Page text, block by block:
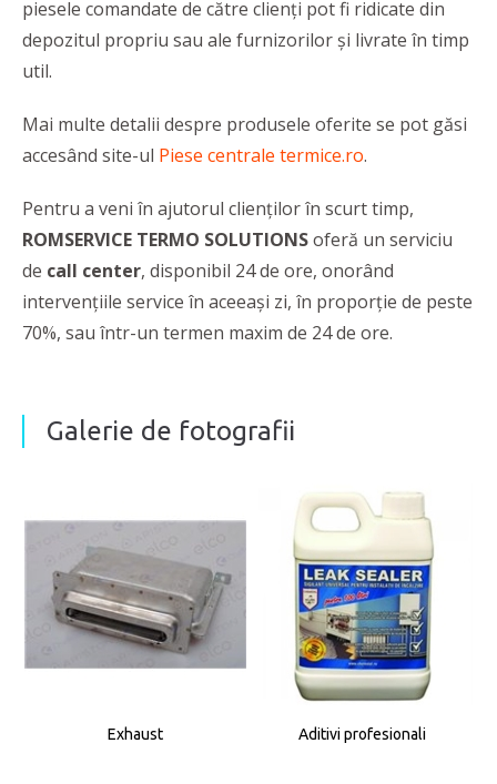
piesele comandate de către clienți pot fi ridicate din
depozitul propriu sau ale furnizorilor și livrate în timp
util.
Mai multe detalii despre produsele oferite se pot găsi
accesând site-ul Piese centrale termice.ro.
Pentru a veni în ajutorul clienților în scurt timp,
ROMSERVICE TERMO SOLUTIONSoferă un serviciu
de call center, disponibil 24 de ore, onorând
intervențiile service în aceeași zi, în proporție de peste
70%, sau într-un termen maxim de 24 de ore.
Galerie de fotografii
Exhaust Aditivi profesionali